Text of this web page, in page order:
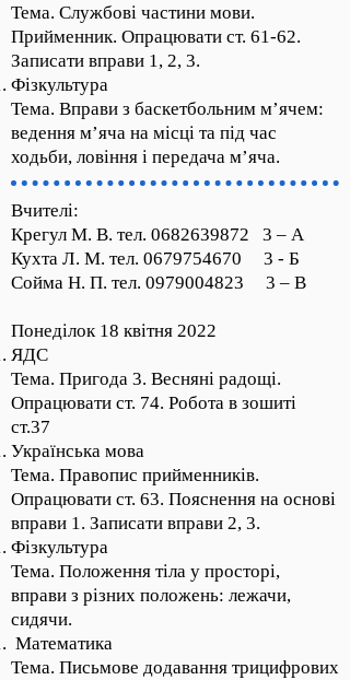
Тема. Службові частини мови.
Прийменник. Опрацювати ст. 61-62.
Записати вправи 1, 2, 3.
Фізкультура
Тема. Вправи з баскетбольним м’ячем:
ведення м’яча на місці та під час
ходьби, ловіння і передача м’яча.
Вчителі:
Крегул М. В. тел. 0682639872 3 – А
Кухта Л. М. тел. 0679754670 3 - Б
Сойма Н. П. тел. 0979004823 3 – В
Понеділок 18 квітня 2022
ЯДС
Тема. Пригода 3. Весняні радощі.
Опрацювати ст. 74. Робота в зошиті
ст.37
Українська мова
Тема. Правопис прийменників.
Опрацювати ст. 63. Пояснення на основі
вправи 1. Записати вправи 2, 3.
Фізкультура
Тема. Положення тіла у просторі,
вправи з різних положень: лежачи,
сидячи.
Математика
Тема. Письмове додавання трицифрових